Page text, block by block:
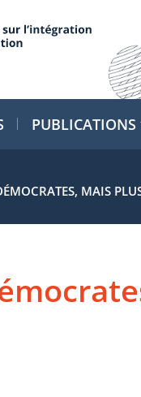
PUBLICATIONS
MAIS